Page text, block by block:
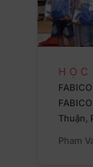
Thuận,
Pham